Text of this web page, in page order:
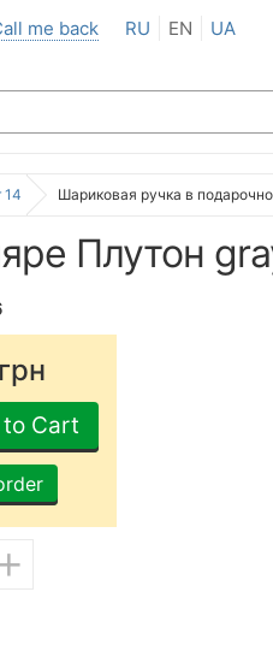
me back RU EN UA
14 Шариковая ручка в
Плутон
грн
Cart